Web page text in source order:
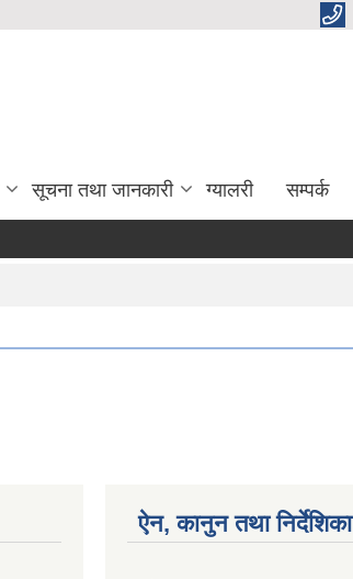
सूचना तथा जानकारी ग्यालरी सम्पर्क
ऐन, कानुन तथा निर्देशिका